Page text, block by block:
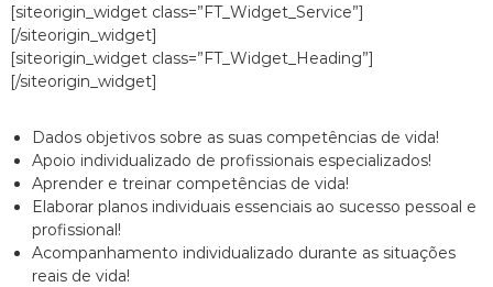
[siteorigin_widget class=”FT_Widget_Service”]
[/siteorigin_widget]
[siteorigin_widget class=”FT_Widget_Heading”]
[/siteorigin_widget]
Dados objetivos sobre as suas competências de vida!
Apoio individualizado de profissionais especializados!
Aprender e treinar competências de vida!
Elaborar planos individuais essenciais ao sucesso pessoal e
profissional!
Acompanhamento individualizado durante as situações
reais de vida!